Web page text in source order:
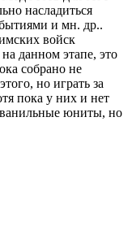
насладиться
и мн. др..
войск
данном этапе, это
собрано не
но играть за
пока у них и нет
юниты, но